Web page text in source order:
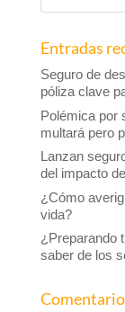
Entradas
Seguro de
póliza clave
Polémica por
multará pero
Lanzan
del impacto
¿Cómo
vida?
¿Preparando
saber de los